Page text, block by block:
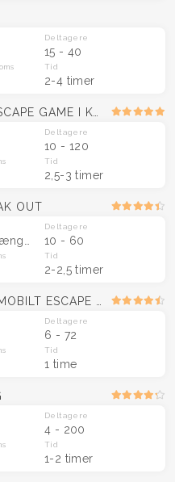
Deltagere
15 - 40
Tid
2-4 timer
Deltagere
10 - 120
Tid
2,5-3 timer
OUT
Deltagere
10 - 60
Tid
2-2,5 timer
Deltagere
6 - 72
Tid
1 time
Deltagere
4 - 200
Tid
1-2 timer